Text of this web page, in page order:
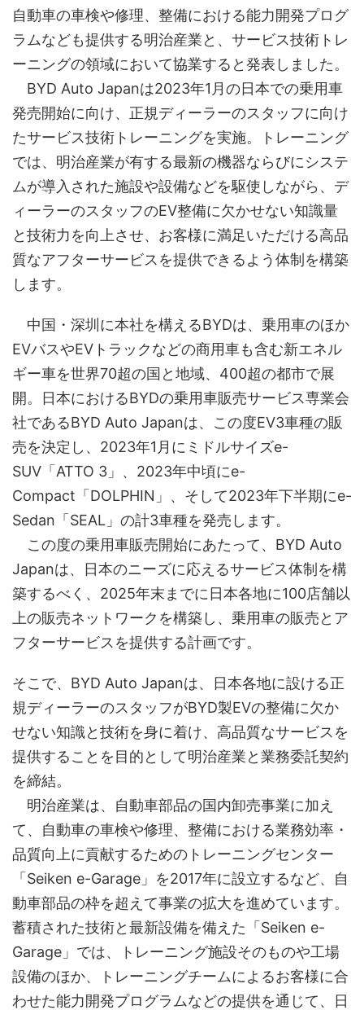
自動車の車検や修理、整備における能力開発プログ
ラムなども提供する明治産業と、サービス技術トレ
ーニングの領域において協業すると発表しました。
BYD Auto Japanは2023年1月の日本での乗用車
発売開始に向け、正規ディーラーのスタッフに向け
たサービス技術トレーニングを実施。トレーニング
では、明治産業が有する最新の機器ならびにシステ
ムが導入された施設や設備などを駆使しながら、デ
ィーラーのスタッフのEV整備に欠かせない知識量
と技術力を向上させ、お客様に満足いただける高品
質なアフターサービスを提供できるよう体制を構築
します。
中国・深圳に本社を構えるBYDは、乗用車のほか
EVバスやEVトラックなどの商用車も含む新エネル
ギー車を世界70超の国と地域、400超の都市で展
開。日本におけるBYDの乗用車販売サービス専業会
社であるBYD Auto Japanは、この度EV3車種の販
売を決定し、2023年1月にミドルサイズe-
SUV「ATTO 3」、2023年中頃にe-
Compact「DOLPHIN」、そして2023年下半期にe-
Sedan「SEAL」の計3車種を発売します。
この度の乗用車販売開始にあたって、BYD Auto
Japanは、日本のニーズに応えるサービス体制を構
築するべく、2025年末までに日本各地に100店舗以
上の販売ネットワークを構築し、乗用車の販売とア
フターサービスを提供する計画です。
そこで、BYD Auto Japanは、日本各地に設ける正
規ディーラーのスタッフがBYD製EVの整備に欠か
せない知識と技術を身に着け、高品質なサービスを
提供することを目的として明治産業と業務委託契約
を締結。
明治産業は、自動車部品の国内卸売事業に加え
て、自動車の車検や修理、整備における業務効率・
品質向上に貢献するためのトレーニングセンター
「Seiken e-Garage」を2017年に設立するなど、自
動車部品の枠を超えて事業の拡大を進めています。
蓄積された技術と最新設備を備えた「Seiken e-
Garage」では、トレーニング施設そのものや工場
設備のほか、トレーニングチームによるお客様に合
わせた能力開発プログラムなどの提供を通じて、日